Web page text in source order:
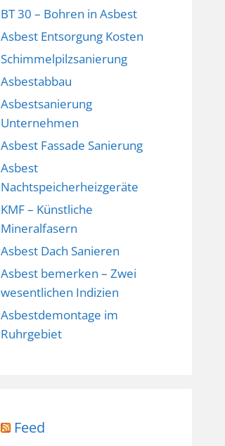
BT 30 – Bohren in Asbest
Asbest Entsorgung Kosten
Schimmelpilzsanierung
Asbestabbau
Asbestsanierung
Unternehmen
Asbest Fassade Sanierung
Asbest
Nachtspeicherheizgeräte
KMF – Künstliche
Mineralfasern
Asbest Dach Sanieren
Asbest bemerken – Zwei
wesentlichen Indizien
Asbestdemontage im
Ruhrgebiet
Feed